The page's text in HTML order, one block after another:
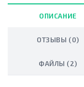
ОПИСАНИЕ
ОТЗЫВЫ (0)
ФАЙЛЫ (2)